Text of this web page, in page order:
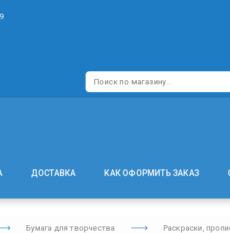
ДОСТАВКА КАК ОФОРМИТЬ ЗАКАЗ
Бумага для творчества Раскраски,